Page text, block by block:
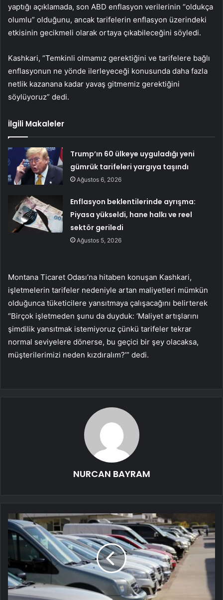
yaptığı açıklamada, son ABD enflasyon verilerinin “oldukça
olumlu” olduğunu, ancak tarifelerin enflasyon üzerindeki
etkisinin gecikmeli olarak ortaya çıkabileceğini söyledi.
Kashkari, “Temkinli olmamız gerektiğini ve tarifelere bağlı
enflasyonun ne yönde ilerleyeceği konusunda daha fazla
netlik kazanana kadar yavaş gitmemiz gerektiğini
söylüyoruz” dedi.
İlgili Makaleler
Trump’ın 60 ülkeye uyguladığı yeni
gümrük tarifeleri yargıya taşındı
Ağustos 6, 2026
Enflasyon beklentilerinde ayrışma:
Piyasa yükseldi, hane halkı ve reel
sektör geriledi
Ağustos 5, 2026
Montana Ticaret Odası’na hitaben konuşan Kashkari,
işletmelerin tarifeler nedeniyle artan maliyetleri mümkün
olduğunca tüketicilere yansıtmaya çalışacağını belirterek
“Birçok işletmeden şunu da duyduk: ‘Maliyet artışlarını
şimdilik yansıtmak istemiyoruz çünkü tarifeler tekrar
normal seviyelere dönerse, bu geçici bir şey olacaksa,
müşterilerimizi neden kızdıralım?’” dedi.
NURCAN BAYRAM